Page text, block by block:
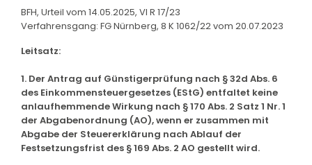
BFH, Urteil vom 14.05.2025, VI R 17/23
Verfahrensgang: FG Nürnberg, 8 K 1062/22 vom 20.07.2023
Leitsatz:
1. Der Antrag auf Günstigerprüfung nach § 32d Abs. 6
des Einkommensteuergesetzes (EStG) entfaltet keine
anlaufhemmende Wirkung nach § 170 Abs. 2 Satz 1 Nr. 1
der Abgabenordnung (AO), wenn er zusammen mit
Abgabe der Steuererklärung nach Ablauf der
Festsetzungsfrist des § 169 Abs. 2 AO gestellt wird.